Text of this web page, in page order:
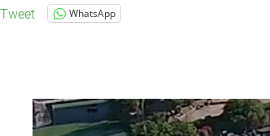
Tweet WhatsApp